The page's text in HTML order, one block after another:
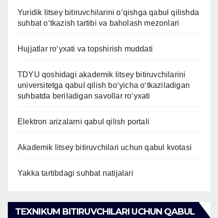
Yuridik litsey bitiruvchilarini o‘qishga qabul qilishda
suhbat o‘tkazish tartibi va baholash mezonlari
Hujjatlar ro‘yxati va topshirish muddati
TDYU qoshidagi akademik litsey bitiruvchilarini
universitetga qabul qilish bo‘yicha o‘tkaziladigan
suhbatda beriladigan savollar ro‘yxati
Elektron arizalarni qabul qilish portali
Akademik litsey bitiruvchilari uchun qabul kvotasi
Yakka tartibdagi suhbat natijalari
TEXNIKUM BITIRUVCHILARI UCHUN QABUL